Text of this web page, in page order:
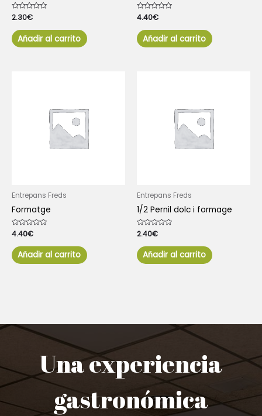
Valorado
con
de
5
2.30€
Añadir al carrito
Valorado
con
de
5
4.40€
Añadir al carrito
Entrepans Freds
Formatge
Valorado
con
de
5
4.40€
Añadir al carrito
Entrepans Freds
1/2 Pernil dolc i formage
Valorado
con
de
5
2.40€
Añadir al carrito
Una experiencia
gastronómica